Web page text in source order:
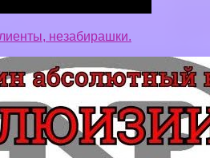
враг ИЛЛЮИЗИИ, Как не
эфира 5 09 2017